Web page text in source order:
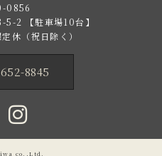
0856
5-2 【駐車場10台】
休（祝日除く）
8845
co.,Ltd.